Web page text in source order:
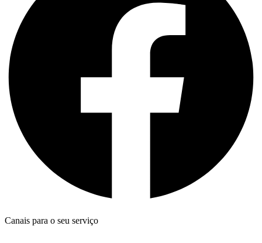
Canais para o seu serviço